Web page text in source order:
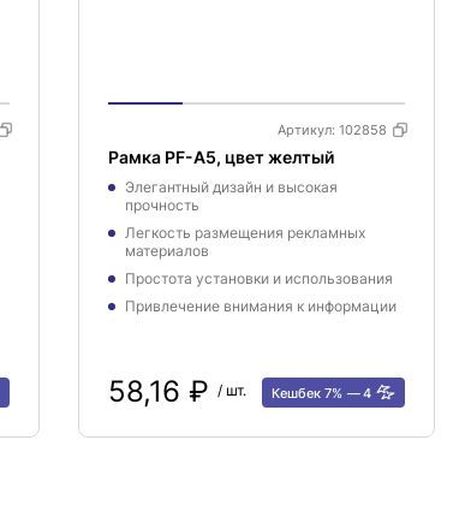
Артикул: 102858
Рамка PF-A5, цвет желтый
Элегантный дизайн и высокая
прочность
Легкость размещения рекламных
материалов
Простота установки и использования
Привлечение внимания к информации
58,16 ₽ / шт. Кешбек 7% 4